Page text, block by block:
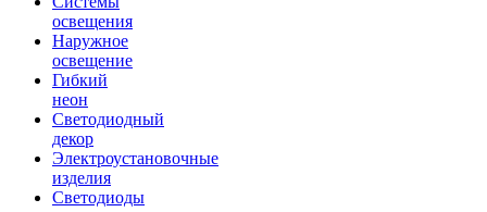
освещения
Наружное
освещение
Гибкий
неон
Светодиодный
декор
Электроустановочные
изделия
Светодиоды